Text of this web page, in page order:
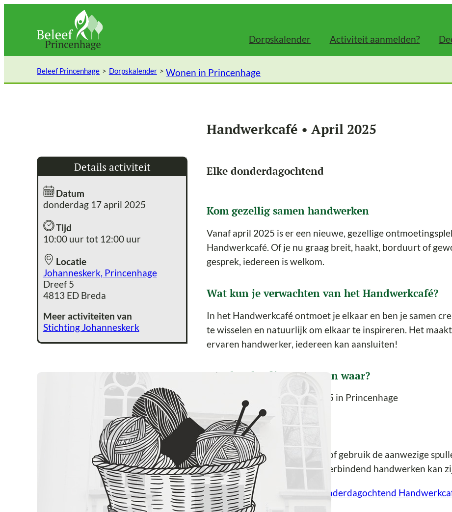
inhoud
Dorpskalender Activiteit aanmelden?
Beleef Princenhage Dorpskalender Wonen in Princenhage
Handwerkcafé • April 2025
Details activiteit
Datum
donderdag 17 april 2025
Tijd
10:00 uur tot 12:00 uur
Locatie
Johanneskerk, Princenhage
Dreef 5
4813 ED Breda
Meer activiteiten van
Stichting Johanneskerk
Elke donderdagochtend
Kom gezellig samen handwerken
Vanaf april 2025 is er een nieuwe, gezellige
Handwerkcafé. Of je nu graag breit, haakt, borduurt of
gesprek, iedereen is welkom.
Wat kun je verwachten van het Handwerkcafé?
In het Handwerkcafé ontmoet je elkaar en ben je samen
te wisselen en natuurlijk om elkaar te inspireren. Het
ervaren handwerker, iedereen kan aansluiten!
Handwerkcafé wanneer en waar?
: Johanneskerk, Dreef 5 in Princenhage
: Donderdagochtend
Tijd: 10.00 – 12.00 uur
Kosten: Gratis
Neem je eigen materiaal mee of gebruik de aanwezige
langs en ontdek hoe leuk en verbindend handwerken kan
Meer informatie over Elke donderdagochtend